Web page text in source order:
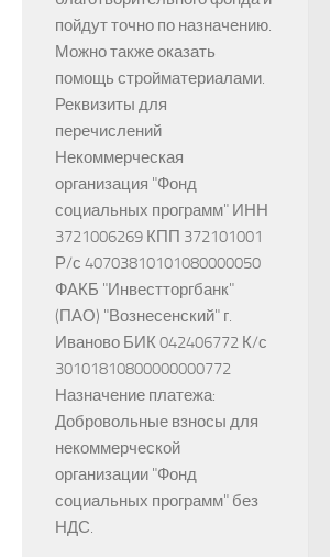
пойдут точно по назначению.
Можно также оказать
помощь стройматериалами.
Реквизиты для
перечислений
Некоммерческая
организация "Фонд
социальных программ" ИНН
3721006269 КПП 372101001
Р/с 40703810101080000050
ФАКБ "Инвестторгбанк"
(ПАО) "Вознесенский" г.
Иваново БИК 042406772 К/с
30101810800000000772
Назначение платежа:
Добровольные взносы для
некоммерческой
организации "Фонд
социальных программ" без
НДС.